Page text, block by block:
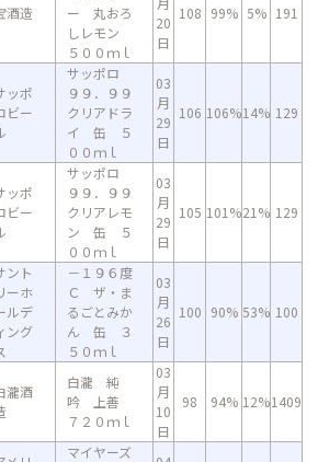
酒造
ー 丸おろ
しレモン
５００ｍｌ
20
日
108 99% 5% 191
ッポ
ビー
サッポロ
９９．９９
クリアドラ
イ 缶 ５
００ｍｌ
03
月
29
日
106 106%14% 129
ッポ
ビー
サッポロ
９９．９９
クリアレモ
ン 缶 ５
００ｍｌ
03
月
29
日
105 101%21% 129
ント
ーホ
ルデ
ング
－１９６度
Ｃ ザ・ま
るごとみか
ん 缶 ３
５０ｍｌ
03
月
26
日
100 90% 53% 100
瀧酒
白瀧 純
吟 上善
７２０ｍｌ
03
月
10
日
98 94% 12%1409
マイヤーズ